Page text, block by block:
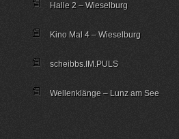
Halle 2 – Wieselburg
Kino Mal 4 – Wieselburg
scheibbs.IM.PULS
Wellenklänge – Lunz am See